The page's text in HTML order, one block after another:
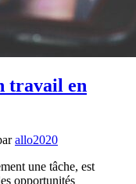
travail en
allo2020
une tâche, est
opportunités